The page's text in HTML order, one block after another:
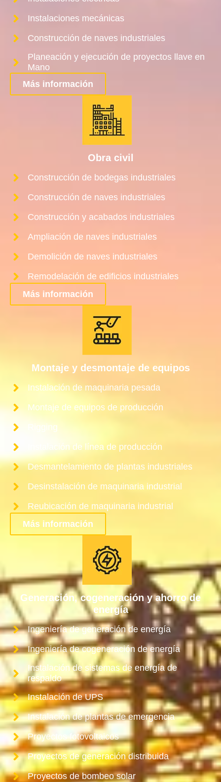
Instalaciones mecánicas
Construcción de naves industriales
Planeación y ejecución de proyectos llave en
Mano
Más información
Obra civil
Construcción de bodegas industriales
Construcción de naves industriales
Construcción y acabados industriales
Ampliación de naves industriales
Demolición de naves industriales
Remodelación de edificios industriales
Más información
Montaje y desmontaje de equipos
Instalación de maquinaria pesada
Montaje de equipos de producción
Rigging
Instalación de línea de producción
Desmantelamiento de plantas industriales
Desinstalación de maquinaria industrial
Reubicación de maquinaria industrial
Más información
Generación, cogeneración y ahorro de
energía
Ingeniería de generación de energía
Ingeniería de cogeneración de energía
Instalación de sistemas de energía de
respaldo
Instalación de UPS
Instalación de plantas de emergencia
Proyectos fotovoltaicos
Proyectos de generación distribuida
Proyectos de bombeo solar